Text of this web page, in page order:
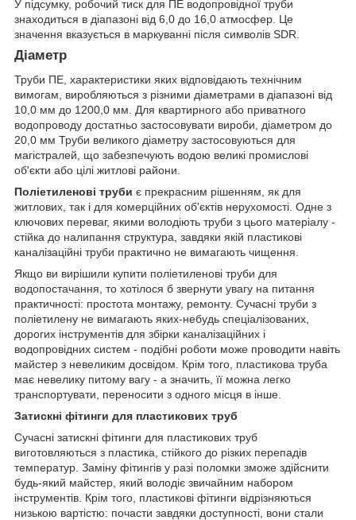
У підсумку, робочий тиск для ПЕ водопровідної труби
знаходиться в діапазоні від 6,0 до 16,0 атмосфер. Це
значення вказується в маркуванні після символів SDR.
Діаметр
Труби ПЕ, характеристики яких відповідають технічним
вимогам, виробляються з різними діаметрами в діапазоні від
10,0 мм до 1200,0 мм. Для квартирного або приватного
водопроводу достатньо застосовувати вироби, діаметром до
20,0 мм Труби великого діаметру застосовуються для
магістралей, що забезпечують водою великі промислові
об'єкти або цілі житлові райони.
Поліетиленові труби є прекрасним рішенням, як для
житлових, так і для комерційних об'єктів нерухомості. Одне з
ключових переваг, якими володіють труби з цього матеріалу -
стійка до налипання структура, завдяки якій пластикові
каналізаційні труби практично не вимагають чищення.
Якщо ви вирішили купити поліетиленові труби для
водопостачання, то хотілося б звернути увагу на питання
практичності: простота монтажу, ремонту. Сучасні труби з
поліетилену не вимагають яких-небудь спеціалізованих,
дорогих інструментів для збірки каналізаційних і
водопровідних систем - подібні роботи може проводити навіть
майстер з невеликим досвідом. Крім того, пластикова труба
має невелику питому вагу - а значить, її можна легко
транспортувати, переносити з одного місця в інше.
Затискні фітинги для пластикових труб
Сучасні затискні фітинги для пластикових труб
виготовляються з пластика, стійкого до різких перепадів
температур. Заміну фітингів у разі поломки зможе здійснити
будь-який майстер, який володіє звичайним набором
інструментів. Крім того, пластикові фітинги відрізняються
низькою вартістю: почасти завдяки доступності, вони стали